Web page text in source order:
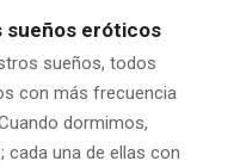
sueños eróticos
sueños, todos
con más frecuencia
dormimos,
una de ellas con